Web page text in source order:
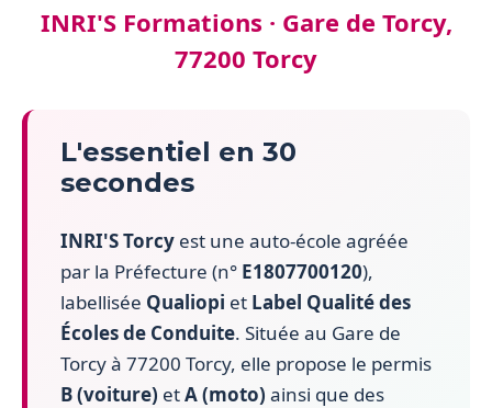
INRI'S Formations · Gare de Torcy,
77200 Torcy
L'essentiel en 30
secondes
INRI'S Torcy est une auto-école agréée
par la Préfecture (n° E1807700120),
labellisée Qualiopi et Label Qualité des
Écoles de Conduite. Située au Gare de
Torcy à 77200 Torcy, elle propose le permis
B (voiture) etA (moto) ainsi que des